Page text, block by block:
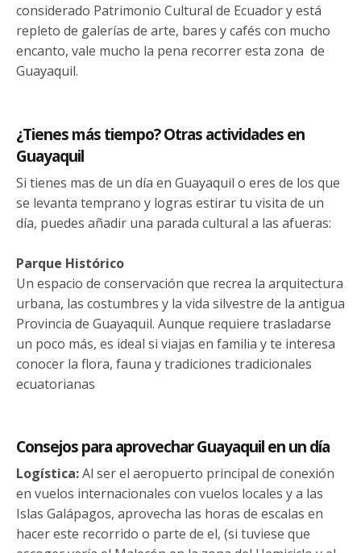
considerado Patrimonio Cultural de Ecuador y está
repleto de galerías de arte, bares y cafés con mucho
encanto, vale mucho la pena recorrer esta zona de
Guayaquil.
¿Tienes más tiempo? Otras actividades en
Guayaquil
Si tienes mas de un día en Guayaquil o eres de los que
se levanta temprano y logras estirar tu visita de un
día, puedes añadir una parada cultural a las afueras:
Parque Histórico
Un espacio de conservación que recrea la arquitectura
urbana, las costumbres y la vida silvestre de la antigua
Provincia de Guayaquil. Aunque requiere trasladarse
un poco más, es ideal si viajas en familia y te interesa
conocer la flora, fauna y tradiciones tradicionales
ecuatorianas
Consejos para aprovechar Guayaquil en un día
Logística:Al ser el aeropuerto principal de conexión
en vuelos internacionales con vuelos locales y a las
Islas Galápagos, aprovecha las horas de escalas en
hacer este recorrido o parte de el, (si tuviese que